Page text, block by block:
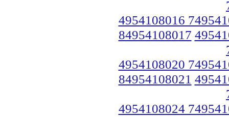
4954108016
84954108017
4954108020
84954108021
4954108024